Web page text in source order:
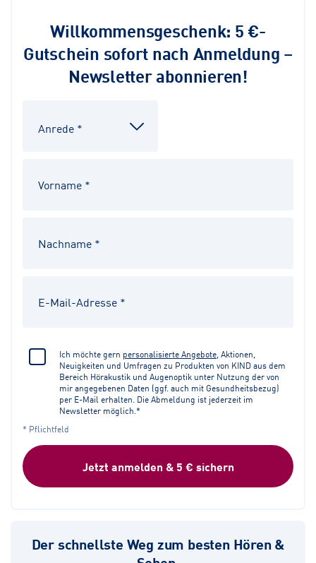
Willkommensgeschenk: 5 €-
Gutschein sofort nach Anmeldung –
Newsletter abonnieren!
Ich möchte gern personalisierte Angebote , Aktionen,
Neuigkeiten und Umfragen zu Produkten von KIND aus dem
Bereich Hörakustik und Augenoptik unter Nutzung der von
mir angegebenen Daten (ggf. auch mit Gesundheitsbezug)
per E-Mail erhalten. Die Abmeldung ist jederzeit im
Newsletter möglich.*
* Pflichtfeld
Jetzt anmelden & 5 € sichern
Der schnellste Weg zum besten Hören &